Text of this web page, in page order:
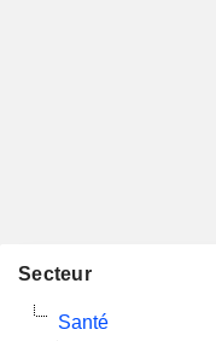
Secteur
Santé